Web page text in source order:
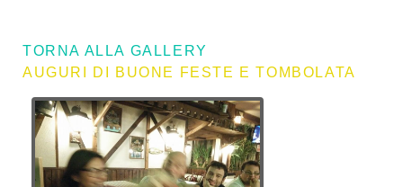
TORNA ALLA GALLERY
AUGURI DI BUONE FESTE E TOMBOLATA